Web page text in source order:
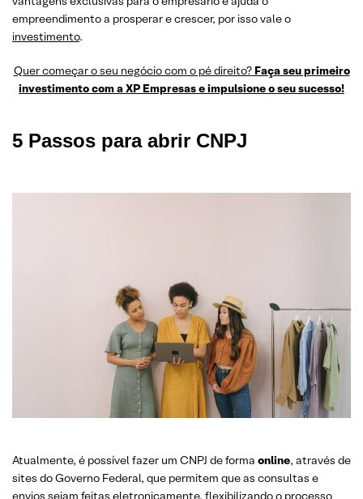
empreendimento a prosperar e crescer, por isso vale o
investimento.
Quer começar o seu negócio com o pé direito?Faça seu primeiro
investimento com a XP Empresas e impulsione o seu sucesso!
5 Passos para abrir CNPJ
Atualmente, é possível fazer um CNPJ de forma online, através de
sites do Governo Federal, que permitem que as consultas e
envios sejam feitas eletronicamente, flexibilizando o processo